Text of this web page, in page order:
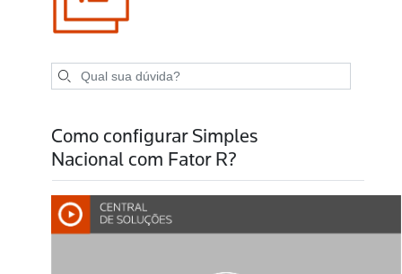
Como configurar Simples
Nacional com Fator R?